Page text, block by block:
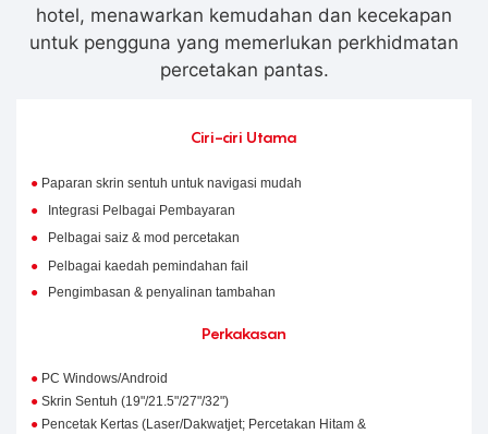
hotel, menawarkan kemudahan dan kecekapan
untuk pengguna yang memerlukan perkhidmatan
percetakan pantas.
Ciri-ciri Utama
● Paparan skrin sentuh untuk navigasi mudah
●
Integrasi Pelbagai Pembayaran
●
Pelbagai saiz & mod percetakan
●
Pelbagai kaedah pemindahan fail
●
Pengimbasan & penyalinan tambahan
Perkakasan
● PC Windows/Android
● Skrin Sentuh (19"/21.5"/27"/32")
● Pencetak Kertas (Laser/Dakwatjet; Percetakan Hitam &